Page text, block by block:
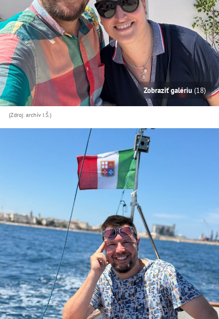
Zobraziť galériu (18)
(Zdroj: archív I.Š.)